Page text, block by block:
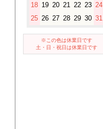
18 19 20 21 22 23 24
25 26 27 28 29 30 31
※この色は休業日です
土・日・祝日は休業日です